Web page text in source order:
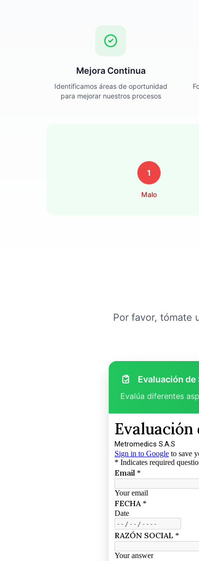
Mejora Continua
Identificamos áreas de oportunidad
para mejorar nuestros procesos
1
Malo
Por favor, tómate
Evaluación
Evalúa diferentes